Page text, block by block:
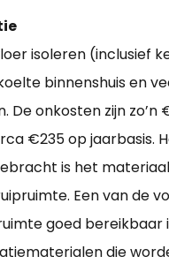
isoleren (inclusief
binnenshuis en
De onkosten zijn zo’n
€235 op jaarbasis.
is het
Een van de
goed bereikbaar
die